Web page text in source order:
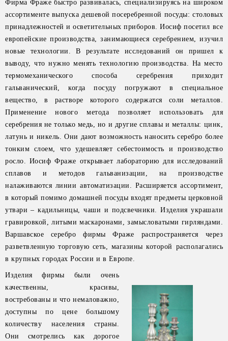
Фирма Фраже быстро развивалась, специализируясь на широком
ассортименте выпуска дешевой посеребренной посуды: столовых
принадлежностей и осветительных приборов. Иосиф посетил все
европейские производства, занимающиеся серебрением, изучил
новые технологии. В результате исследований он пришел к
выводу, что нужно менять технологию производства. На место
термомеханического способа серебрения приходит
гальванический, когда посуду погружают в специальное
вещество, в растворе которого содержатся соли металлов.
Применение нового метода позволяет использовать для
серебрения не только медь, но и другие сплавы и металлы: цинк,
латунь и никель. Они дают возможность наносить серебро более
тонким слоем, что удешевляет себестоимость и производство
росло. Иосиф Фраже открывает лабораторию для исследований
сплавов и методов гальванизации, на производстве
налаживаются линии автоматизации. Расширяется ассортимент,
в который помимо домашней посуды входят предметы церковной
утвари – кадильницы, чаши и подсвечники. Изделия украшали
гравировкой, литыми маскаронами, замысловатыми гирляндами.
Варшавское серебро фирмы Фраже распространяется через
разветвленную торговую сеть, магазины которой располагались
в крупных городах России и в Европе.
Изделия фирмы были очень
качественны, красивы,
востребованы и что немаловажно,
доступны по цене большому
количеству населения страны.
Они смотрелись как дорогое